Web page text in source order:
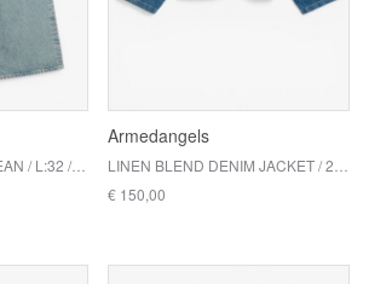
ASTRAEAAS M W W JEAN / L:32 / 3500 AIRY
Armedangels
€ 150,00